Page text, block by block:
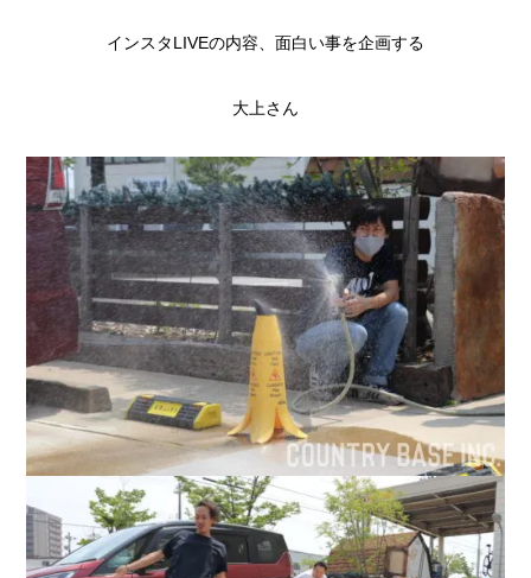
インスタLIVEの内容、面白い事を企画する
大上さん